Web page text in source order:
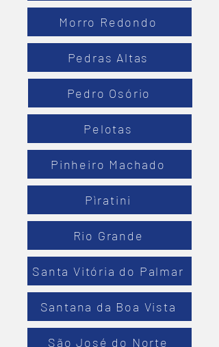
Morro Redondo
Pedras Altas
Pedro Osório
Pelotas
Pinheiro Machado
Pìratini
Rio Grande
Santa Vitória do Palmar
Santana da Boa Vista
São José do Norte